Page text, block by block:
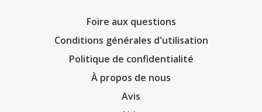
Foire aux questions
Conditions générales d'utilisation
Politique de confidentialité
À propos de nous
Avis